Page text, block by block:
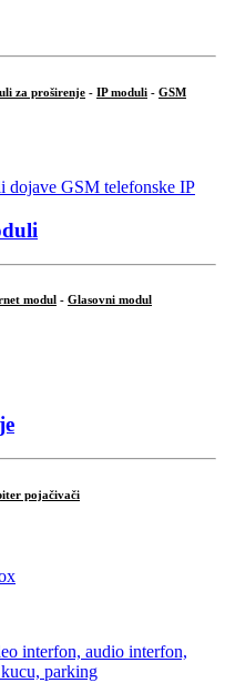
za proširenje - IP moduli - GSM
modul - Glasovni modul
pojačivači